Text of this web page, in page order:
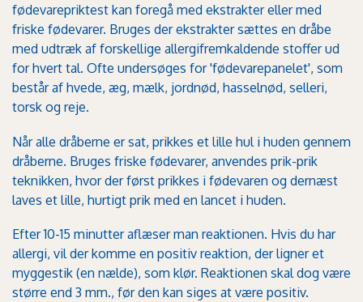
fødevarepriktest kan foregå med ekstrakter eller med
friske fødevarer. Bruges der ekstrakter sættes en dråbe
med udtræk af forskellige allergifremkaldende stoffer ud
for hvert tal. Ofte undersøges for 'fødevarepanelet', som
består af hvede, æg, mælk, jordnød, hasselnød, selleri,
torsk og reje.
Når alle dråberne er sat, prikkes et lille hul i huden gennem
dråberne. Bruges friske fødevarer, anvendes prik-prik
teknikken, hvor der først prikkes i fødevaren og dernæst
laves et lille, hurtigt prik med en lancet i huden.
Efter 10-15 minutter aflæser man reaktionen. Hvis du har
allergi, vil der komme en positiv reaktion, der ligner et
myggestik (en nælde), som klør. Reaktionen skal dog være
større end 3 mm., før den kan siges at være positiv.